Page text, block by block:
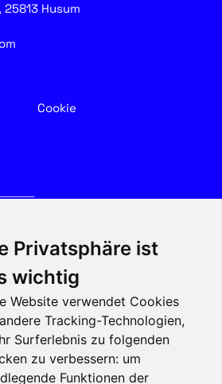
Privatsphäre ist
wichtig
Website verwendet Cookies
Tracking-Technologien,
Surferlebnis zu folgenden
zu verbessern: um
Funktionen der
Husum
Cookie